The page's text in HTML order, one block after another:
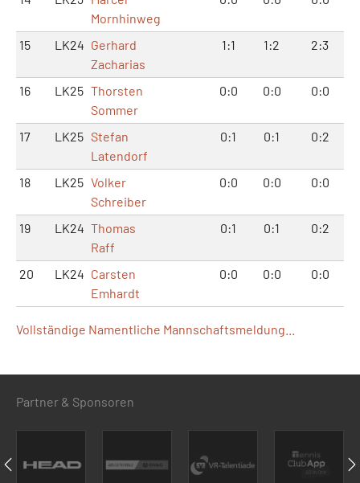
Mornhinweg
15 LK24 Gerhard
Zacharias
1:1 1:2 2:3
16 LK25 Thorsten
Sommer
0:0 0:0 0:0
17 LK25 Stefan
Latendorf
0:1 0:1 0:2
18 LK25 Volker
Schreiber
0:0 0:0 0:0
19 LK24 Thomas
Raff
0:1 0:1 0:2
20 LK24 Carsten
Emhardt
0:0 0:0 0:0
Vollständige Namentliche Mannschaftsmeldung...
Partner & Sponsoren